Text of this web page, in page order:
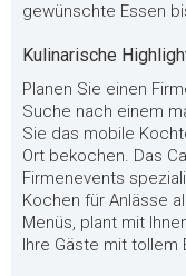
gewünschte Essen
Kulinarische
Planen Sie einen
Suche nach einem
Sie das mobile
Ort bekochen. Das
Firmenevents
Kochen für Anlässe
Menüs, plant mit
Ihre Gäste mit tollem